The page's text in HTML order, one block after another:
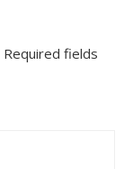
Required fields